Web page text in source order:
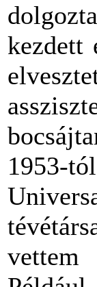
kezdett
1953-
vettem